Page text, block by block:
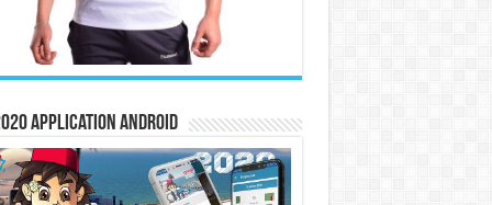
Application Android